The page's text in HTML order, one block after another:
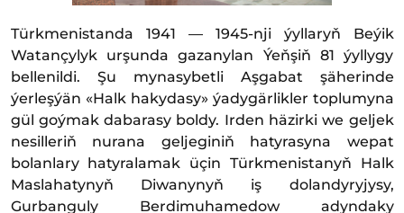
Türkmenistanda 1941 — 1945-nji ýyllaryň Beýik
Watançylyk urşunda gazanylan Ýeňşiň 81 ýyllygy
bellenildi. Şu mynasybetli Aşgabat şäherinde
ýerleşýän «Halk hakydasy» ýadygärlikler toplumyna
gül goýmak dabarasy boldy. Irden häzirki we geljek
nesilleriň nurana geljeginiň hatyrasyna wepat
bolanlary hatyralamak üçin Türkmenistanyň Halk
Maslahatynyň Diwanynyň iş dolandyryjysy,
Gurbanguly Berdimuhamedow adyndaky